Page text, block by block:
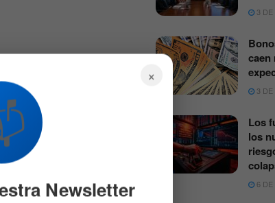
3 DE
caen
3 DE
Los
los
6 DE
×
Newsletter